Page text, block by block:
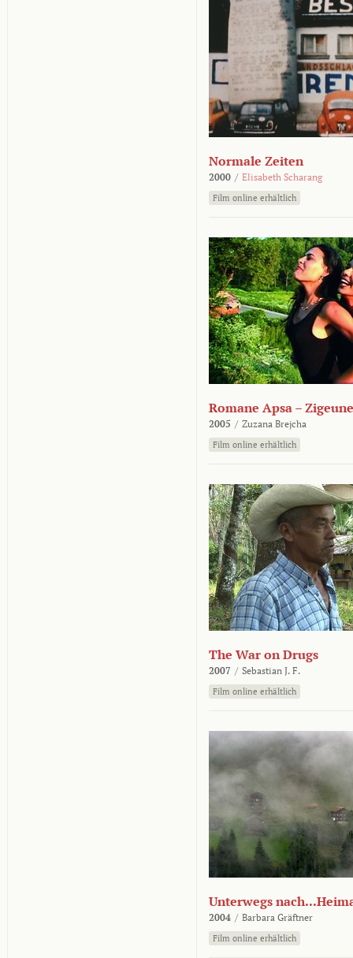
Normale Zeiten
2000 / Elisabeth Scharang
Film online erhältlich
Romane Apsa –
2005 / Zuzana Brejcha
Film online erhältlich
The War on Drugs
2007 / Sebastian J. F.
Film online erhältlich
Unterwegs
2004 / Barbara Gräftner
Film online erhältlich